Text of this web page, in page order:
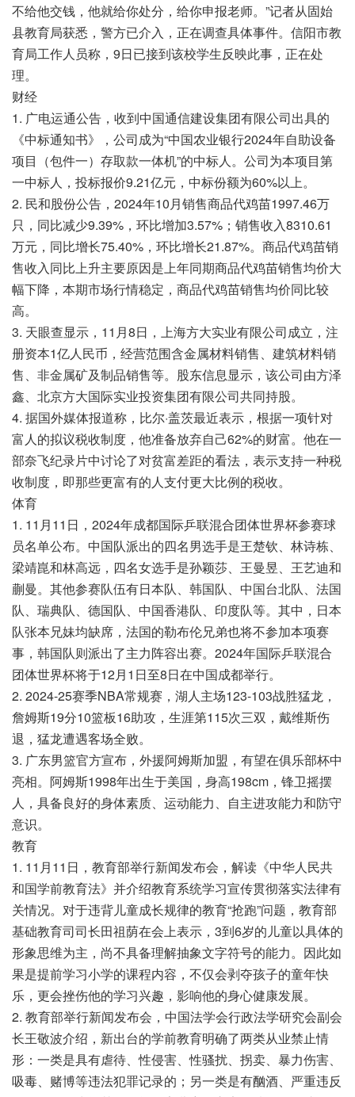
不给他交钱，他就给你处分，给你申报老师。”记者从固始
县教育局获悉，警方已介入，正在调查具体事件。信阳市教
育局工作人员称，9日已接到该校学生反映此事，正在处
理。
财经
1. 广电运通公告，收到中国通信建设集团有限公司出具的
《中标通知书》，公司成为“中国农业银行2024年自助设备
项目（包件一）存取款一体机”的中标人。公司为本项目第
一中标人，投标报价9.21亿元，中标份额为60%以上。
2. 民和股份公告，2024年10月销售商品代鸡苗1997.46万
只，同比减少9.39%，环比增加3.57%；销售收入8310.61
万元，同比增长75.40%，环比增长21.87%。商品代鸡苗销
售收入同比上升主要原因是上年同期商品代鸡苗销售均价大
幅下降，本期市场行情稳定，商品代鸡苗销售均价同比较
高。
3. 天眼查显示，11月8日，上海方大实业有限公司成立，注
册资本1亿人民币，经营范围含金属材料销售、建筑材料销
售、非金属矿及制品销售等。股东信息显示，该公司由方泽
鑫、北京方大国际实业投资集团有限公司共同持股。
4. 据国外媒体报道称，比尔·盖茨最近表示，根据一项针对
富人的拟议税收制度，他准备放弃自己62%的财富。他在一
部奈飞纪录片中讨论了对贫富差距的看法，表示支持一种税
收制度，即那些更富有的人支付更大比例的税收。
体育
1. 11月11日，2024年成都国际乒联混合团体世界杯参赛球
员名单公布。中国队派出的四名男选手是王楚钦、林诗栋、
梁靖崑和林高远，四名女选手是孙颖莎、王曼昱、王艺迪和
蒯曼。其他参赛队伍有日本队、韩国队、中国台北队、法国
队、瑞典队、德国队、中国香港队、印度队等。其中，日本
队张本兄妹均缺席，法国的勒布伦兄弟也将不参加本项赛
事，韩国队则派出了主力阵容出赛。2024年国际乒联混合
团体世界杯将于12月1日至8日在中国成都举行。
2. 2024-25赛季NBA常规赛，湖人主场123-103战胜猛龙，
詹姆斯19分10篮板16助攻，生涯第115次三双，戴维斯伤
退，猛龙遭遇客场全败。
3. 广东男篮官方宣布，外援阿姆斯加盟，有望在俱乐部杯中
亮相。阿姆斯1998年出生于美国，身高198cm，锋卫摇摆
人，具备良好的身体素质、运动能力、自主进攻能力和防守
意识。
教育
1. 11月11日，教育部举行新闻发布会，解读《中华人民共
和国学前教育法》并介绍教育系统学习宣传贯彻落实法律有
关情况。对于违背儿童成长规律的教育“抢跑”问题，教育部
基础教育司司长田祖荫在会上表示，3到6岁的儿童以具体的
形象思维为主，尚不具备理解抽象文字符号的能力。因此如
果是提前学习小学的课程内容，不仅会剥夺孩子的童年快
乐，更会挫伤他的学习兴趣，影响他的身心健康发展。
2. 教育部举行新闻发布会，中国法学会行政法学研究会副会
长王敬波介绍，新出台的学前教育明确了两类从业禁止情
形：一类是具有虐待、性侵害、性骚扰、拐卖、暴力伤害、
吸毒、赌博等违法犯罪记录的；另一类是有酗酒、严重违反